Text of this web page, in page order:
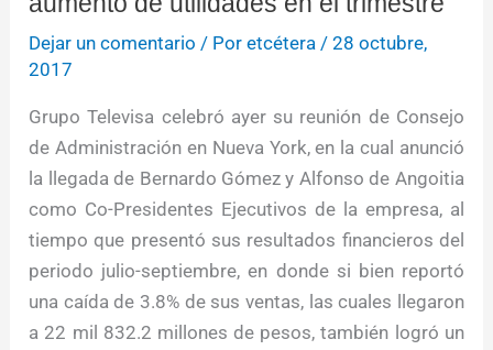
Dejar un comentario / Poretcétera /28 octubre,
2017
Grupo Televisa celebró ayer su reunión de Consejo
de Administración en Nueva York, en la cual anunció
la llegada de Bernardo Gómez y Alfonso de Angoitia
como Co-Presidentes Ejecutivos de la empresa, al
tiempo que presentó sus resultados financieros del
periodo julio-septiembre, en donde si bien reportó
una caída de 3.8% de sus ventas, las cuales llegaron
a 22 mil 832.2 millones de pesos, también logró un